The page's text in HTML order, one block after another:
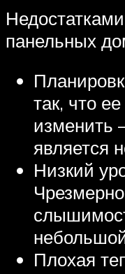
панельных
так, что
изменить
является
Низкий
Плохая